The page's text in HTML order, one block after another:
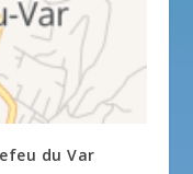
du Var